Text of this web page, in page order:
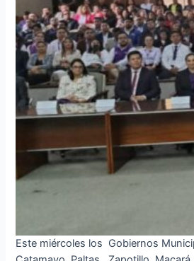
Este miércoles los Gobiernos